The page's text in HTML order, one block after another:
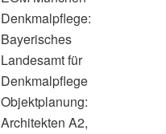
Denkmalpflege:
Bayerisches
Landesamt für
Denkmalpflege
Objektplanung:
Architekten A2,